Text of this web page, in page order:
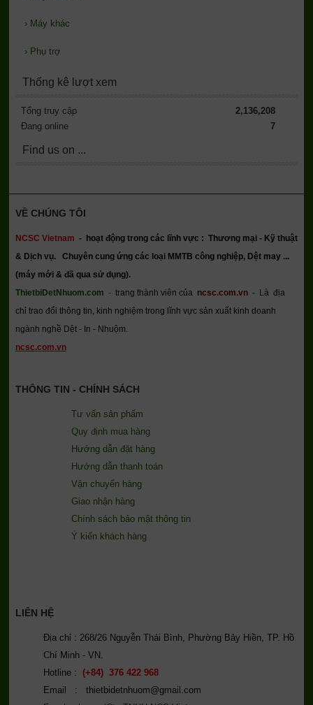
› Máy khác
› Phụ trợ
Thống kê lượt xem
Tổng truy cập
2,136,208
Đang online
7
Find us on ...
VỀ CHÚNG TÔI
NCSC Vietnam - hoạt động trong các lĩnh vực : Thương mại - Kỹ thuật
& Dịch vụ. Chuyên cung ứng các loại MMTB công nghiệp, Dệt may ...
(máy mới & đã qua sử dụng).
ThietbiDetNhuom.com - trang thành viên của ncsc.com.vn- Là địa
chỉ trao đổi thông tin, kinh nghiệm trong lĩnh vực sản xuất kinh doanh
ngành nghề Dệt - In - Nhuộm.
ncsc.com.vn
THÔNG TIN - CHÍNH SÁCH
Tư vấn sản phẩm
Quy định mua hàng
Hướng dẫn đặt hàng
Hướng dẫn thanh toán
Vận chuyển hàng
Giao nhận hàng
Chính sách bảo mật thông tin
Ý kiến khách hàng
LIÊN HỆ
Địa chỉ : 268/26 Nguyễn Thái Bình, Phường Bảy Hiền, TP. Hồ
Chí Minh - VN.
Hotline : (+84) 376 422 968
Email : thietbidetnhuom@gmail.com